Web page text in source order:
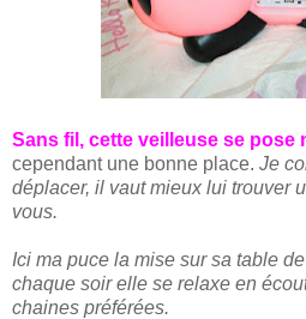
Sans fil, cette veilleuse se pose
cependant une bonne place. Je
déplacer, il vaut mieux lui trouver
vous.
Ici ma puce la mise sur sa table
chaque soir elle se relaxe en
chaines préférées.